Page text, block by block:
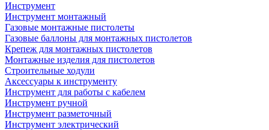
Инструмент
Инструмент монтажный
Газовые монтажные пистолеты
Газовые баллоны для монтажных пистолетов
Крепеж для монтажных пистолетов
Монтажные изделия для пистолетов
Строительные ходули
Аксессуары к инструменту
Инструмент для работы с кабелем
Инструмент ручной
Инструмент разметочный
Инструмент электрический